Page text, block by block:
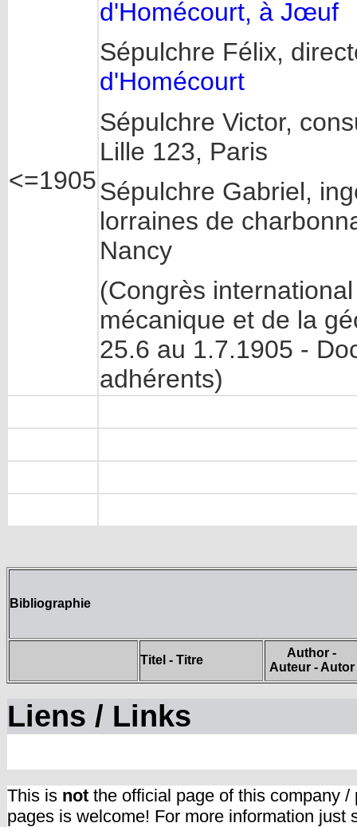
<=1905
d'Homécourt, à Jœuf
Sépulchre Félix,
d'Homécourt
Sépulchre Victor,
Lille 123, Paris
Sépulchre Gabriel,
lorraines de
Nancy
(Congrès
mécanique et de la
25.6 au 1.7.1905 -
adhérents)
Bibliographie
Titel - Titre
Author -
Auteur - Autor
Liens / Links
This is not the official page of this company
pages is welcome! For more information just